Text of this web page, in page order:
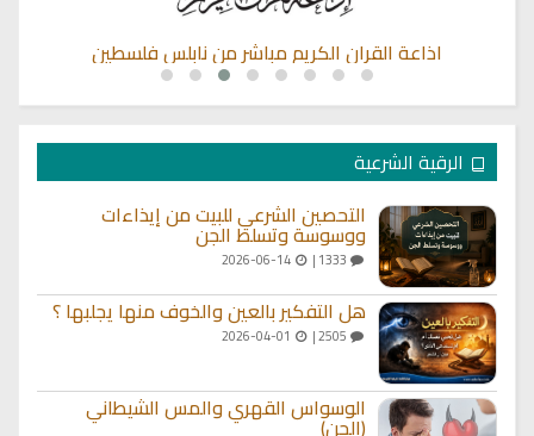
اذاعة القران الكريم مباشر من نابلس فلسطين
الرقية الشرعية
التحصين الشرعي للبيت من إيذاءات
ووسوسة وتسلط الجن
2026-06-14
هل التفكير بالعين والخوف منها يجلبها ؟
الوسواس القهري والمس الشيطاني
(الجن)